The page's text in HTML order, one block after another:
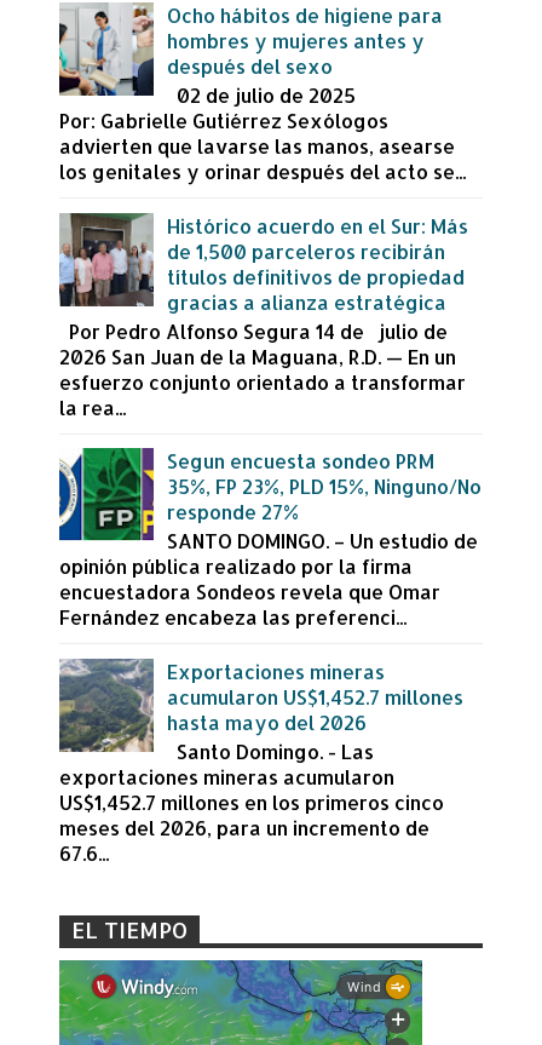
Ocho hábitos de higiene para
hombres y mujeres antes y
después del sexo
02 de julio de 2025
Por: Gabrielle Gutiérrez Sexólogos
advierten que lavarse las manos, asearse
los genitales y orinar después del acto se...
Histórico acuerdo en el Sur: Más
de 1,500 parceleros recibirán
títulos definitivos de propiedad
gracias a alianza estratégica
Por Pedro Alfonso Segura 14 de julio de
2026 San Juan de la Maguana, R.D. — En un
esfuerzo conjunto orientado a transformar
la rea...
Segun encuesta sondeo PRM
35%, FP 23%, PLD 15%, Ninguno/No
responde 27%
SANTO DOMINGO. – Un estudio de
opinión pública realizado por la firma
encuestadora Sondeos revela que Omar
Fernández encabeza las preferenci...
Exportaciones mineras
acumularon US$1,452.7 millones
hasta mayo del 2026
Santo Domingo. - Las
exportaciones mineras acumularon
US$1,452.7 millones en los primeros cinco
meses del 2026, para un incremento de
67.6...
EL TIEMPO